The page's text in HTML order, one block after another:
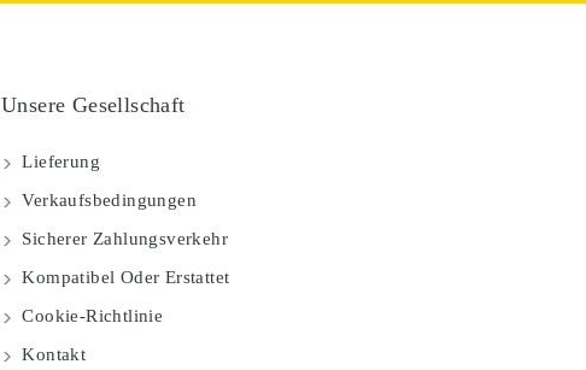
Unsere Gesellschaft
Lieferung
Verkaufsbedingungen
Sicherer Zahlungsverkehr
Kompatibel Oder Erstattet
Cookie-Richtlinie
Kontakt